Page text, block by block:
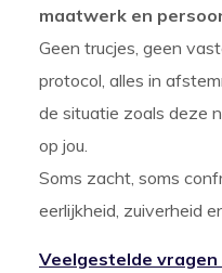
maatwerk en
Geen trucjes, geen
protocol, alles in
de situatie zoals deze
op jou.
Soms zacht, soms
eerlijkheid, zuiverheid
Veelgestelde